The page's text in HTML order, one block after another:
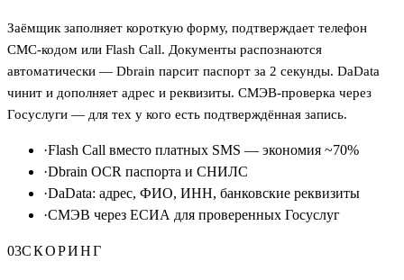
Заёмщик заполняет короткую форму, подтверждает телефон
СМС-кодом или Flash Call. Документы распознаются
автоматически — Dbrain парсит паспорт за 2 секунды. DaData
чинит и дополняет адрес и реквизиты. СМЭВ-проверка через
Госуслуги — для тех у кого есть подтверждённая запись.
·Flash Call вместо платных SMS — экономия ~70%
·Dbrain OCR паспорта и СНИЛС
·DaData: адрес, ФИО, ИНН, банковские реквизиты
·СМЭВ через ЕСИА для проверенных Госуслуг
03СКОРИНГ